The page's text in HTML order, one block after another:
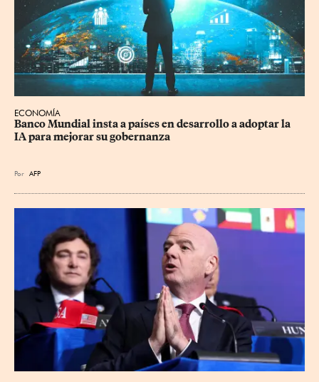
ECONOMÍA
Banco Mundial insta a países en desarrollo a adoptar la
IA para mejorar su gobernanza
Por AFP